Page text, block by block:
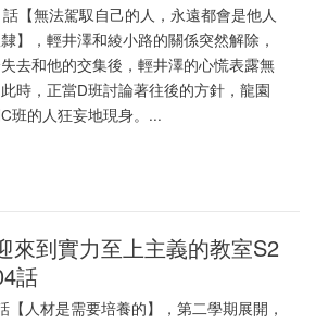
【無法駕馭自己的人，永遠都會是他人
】，輕井澤和綾小路的關係突然解除，
去和他的交集後，輕井澤的心慌表露無
時，正當D班討論著往後的方針，龍園
班的人狂妄地現身。...
來到實力至上主義的教室S2
話
【人材是需要培養的】，第二學期展開，